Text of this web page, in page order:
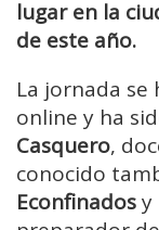
lugar en la
de este año.
La jornada
online y ha
Casquero,
conocido
Econfinadosy